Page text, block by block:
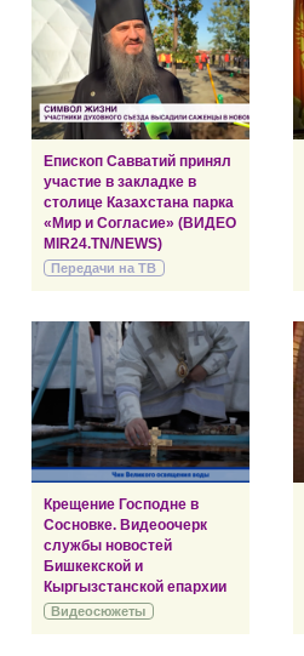
Епископ Савватий принял
участие в закладке в
столице Казахстана парка
«Мир и Согласие» (ВИДЕО
MIR24.TN/NEWS)
Передачи на ТВ
Крещение Господне в
Сосновке. Видеоочерк
службы новостей
Бишкекской и
Кыргызстанской епархии
Видеосюжеты